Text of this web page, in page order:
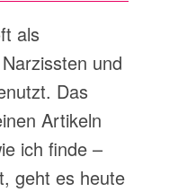
als
und
Das
Artikeln
ich finde –
geht es heute